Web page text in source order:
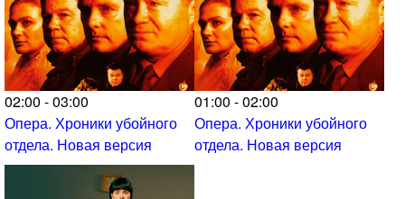
02:00 - 03:00
Опера. Хроники убойного
отдела. Новая версия
01:00 - 02:00
Опера. Хроники убойного
отдела. Новая версия